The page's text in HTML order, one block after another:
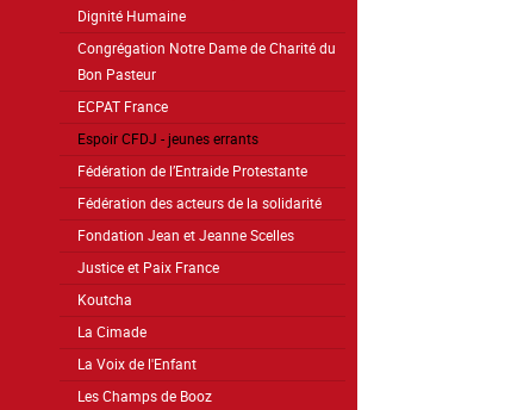
Dignité Humaine
Congrégation Notre Dame de Charité du
Bon Pasteur
ECPAT France
Espoir CFDJ - jeunes errants
Fédération de l’Entraide Protestante
Fédération des acteurs de la solidarité
Fondation Jean et Jeanne Scelles
Justice et Paix France
Koutcha
La Cimade
La Voix de l'Enfant
Les Champs de Booz